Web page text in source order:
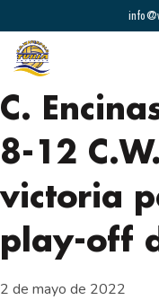
C.
8-12
victoria
play-off
2 de mayo de 2022